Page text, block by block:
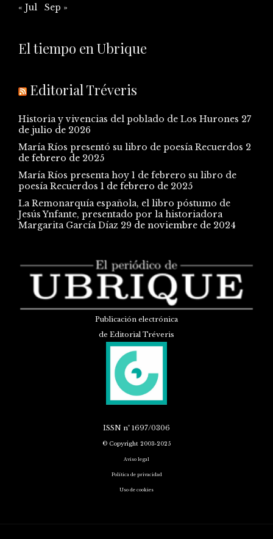
« Jul Sep »
El tiempo en Ubrique
Editorial Tréveris
Historia y vivencias del poblado de Los Hurones 27
de julio de 2026
María Ríos presentó su libro de poesía Recuerdos 2
de febrero de 2025
María Ríos presenta hoy 1 de febrero su libro de
poesía Recuerdos 1 de febrero de 2025
La Remonarquía española, el libro póstumo de
Jesús Ynfante, presentado por la historiadora
Margarita García Díaz 29 de noviembre de 2024
Publicación electrónica
de Editorial Tréveris
ISSN nº 1697/0306
© Copyright 2003-2025
Aviso legal
Política de privacidad
Uso de cookies